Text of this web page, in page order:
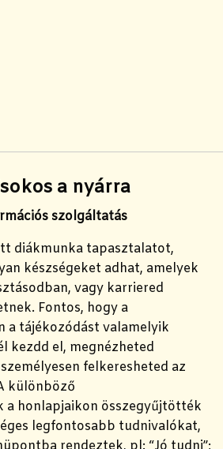
a nyárra
szolgáltatás
diákmunka tapasztalatot,
készségeket adhat, amelyek
vagy karriered
Fontos, hogy a
a tájékozódást valamelyik
kezdd el, megnézheted
felkeresheted az
különböző
a honlapjaikon összegyűjtötték
legfontosabb tudnivalókat,